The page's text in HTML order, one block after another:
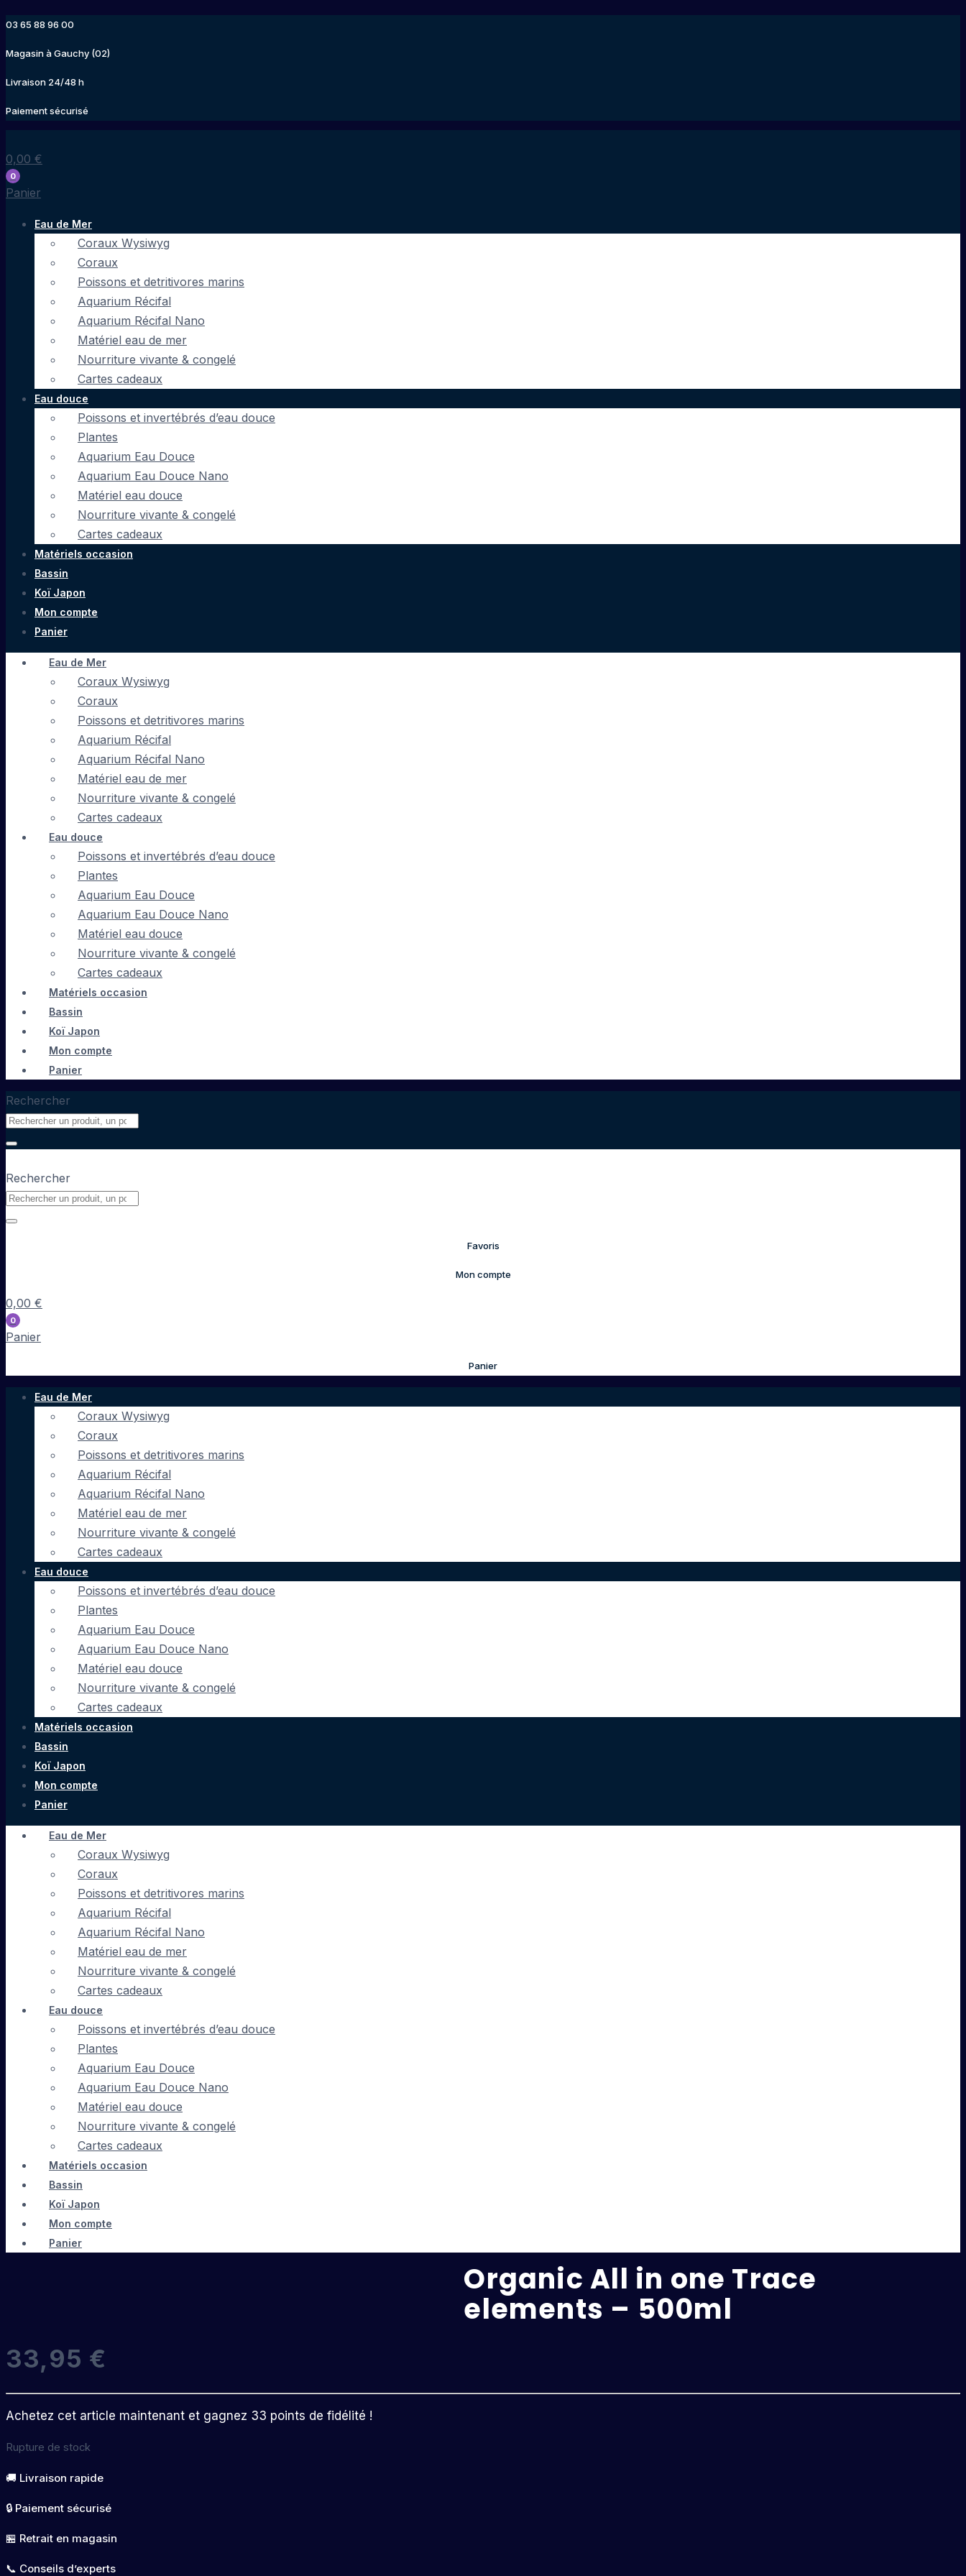
contenu
03 65 88 96 00
Magasin à Gauchy (02)
Livraison 24/48 h
Paiement sécurisé
0,00 €
0
Panier
Eau de Mer
Coraux Wysiwyg
Coraux
Poissons et detritivores marins
Aquarium Récifal
Aquarium Récifal Nano
Matériel eau de mer
Nourriture vivante & congelé
Cartes cadeaux
Eau douce
Poissons et invertébrés d’eau douce
Plantes
Aquarium Eau Douce
Aquarium Eau Douce Nano
Matériel eau douce
Nourriture vivante & congelé
Cartes cadeaux
Matériels occasion
Bassin
Koï Japon
Mon compte
Panier
Eau de Mer
Coraux Wysiwyg
Coraux
Poissons et detritivores marins
Aquarium Récifal
Aquarium Récifal Nano
Matériel eau de mer
Nourriture vivante & congelé
Cartes cadeaux
Eau douce
Poissons et invertébrés d’eau douce
Plantes
Aquarium Eau Douce
Aquarium Eau Douce Nano
Matériel eau douce
Nourriture vivante & congelé
Cartes cadeaux
Matériels occasion
Bassin
Koï Japon
Mon compte
Panier
Rechercher
Rechercher
Favoris
Mon compte
0,00 €
0
Panier
Panier
Eau de Mer
Coraux Wysiwyg
Coraux
Poissons et detritivores marins
Aquarium Récifal
Aquarium Récifal Nano
Matériel eau de mer
Nourriture vivante & congelé
Cartes cadeaux
Eau douce
Poissons et invertébrés d’eau douce
Plantes
Aquarium Eau Douce
Aquarium Eau Douce Nano
Matériel eau douce
Nourriture vivante & congelé
Cartes cadeaux
Matériels occasion
Bassin
Koï Japon
Mon compte
Panier
Eau de Mer
Coraux Wysiwyg
Coraux
Poissons et detritivores marins
Aquarium Récifal
Aquarium Récifal Nano
Matériel eau de mer
Nourriture vivante & congelé
Cartes cadeaux
Eau douce
Poissons et invertébrés d’eau douce
Plantes
Aquarium Eau Douce
Aquarium Eau Douce Nano
Matériel eau douce
Nourriture vivante & congelé
Cartes cadeaux
Matériels occasion
Bassin
Koï Japon
Mon compte
Panier
Organic All in one Trace
elements – 500ml
33,95 €
Achetez cet article maintenant et gagnez 33 points de fidélité !
Rupture de stock
🚚 Livraison rapide
🔒 Paiement sécurisé
🏪 Retrait en magasin
📞 Conseils d’experts